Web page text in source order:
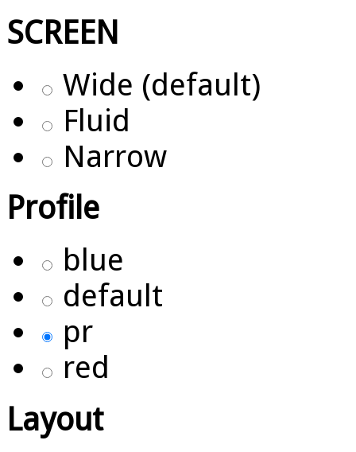
SCREEN
Wide (default)
Fluid
Narrow
Profile
blue
default
pr
red
Layout